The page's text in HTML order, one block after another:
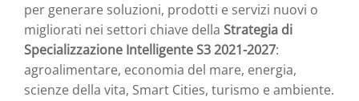
per generare soluzioni, prodotti e servizi nuovi o
migliorati nei settori chiave della Strategia di
Specializzazione Intelligente S3 2021-2027:
agroalimentare, economia del mare, energia,
scienze della vita, Smart Cities, turismo e ambiente.